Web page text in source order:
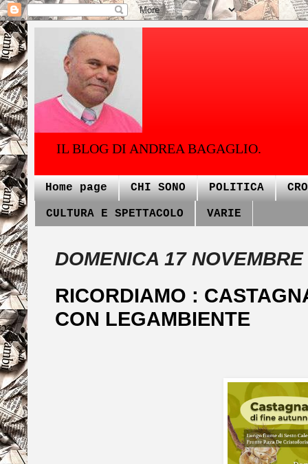
IL BLOG DI ANDREA BAGAGLIO.
Home page CHI SONO POLITICA
CULTURA E SPETTACOLO VARIE
DOMENICA 17
RICORDIAMO :
CON LEGAMBIENTE